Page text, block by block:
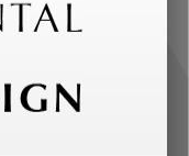
合わせた内
けします。